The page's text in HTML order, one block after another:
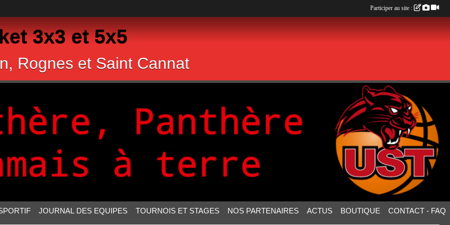
3x3 et 5x5
Rognes et Saint Cannat
JOURNAL DES EQUIPES TOURNOIS ET STAGES NOS PARTENAIRES ACTUS BOUTIQUE CONTACT - FAQ
Participer au site :